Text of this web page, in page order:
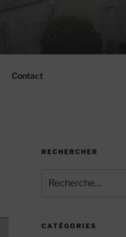
Contact
RECHERCHER
pour
CATÉGORIES